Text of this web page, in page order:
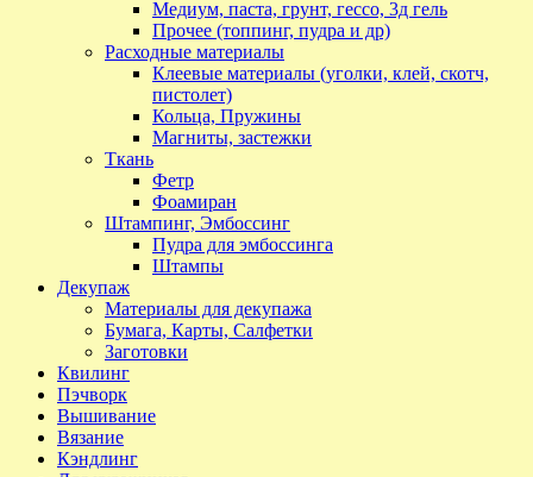
Медиум, паста, грунт, гессо, 3д гель
Прочее (топпинг, пудра и др)
Расходные материалы
Клеевые материалы (уголки, клей, скотч,
пистолет)
Кольца, Пружины
Магниты, застежки
Ткань
Фетр
Фоамиран
Штампинг, Эмбоссинг
Пудра для эмбоссинга
Штампы
Декупаж
Материалы для декупажа
Бумага, Карты, Салфетки
Заготовки
Квилинг
Пэчворк
Вышивание
Вязание
Кэндлинг